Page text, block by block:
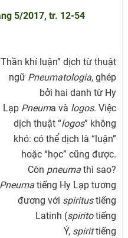
5/2017, tr. 12-54
khí luận” dịch từ thuật
ngữ Pneumatologia, ghép
bởi hai danh từ Hy
Lạp Pneuma và logos. Việc
dịch thuật “logos” không
khó: có thể dịch là “luận”
hoặc “học” cũng được.
Còn pneuma thì sao?
Pneuma tiếng Hy Lạp tương
đương với spiritustiếng
Latinh (spiritotiếng
Ý, spirittiếng